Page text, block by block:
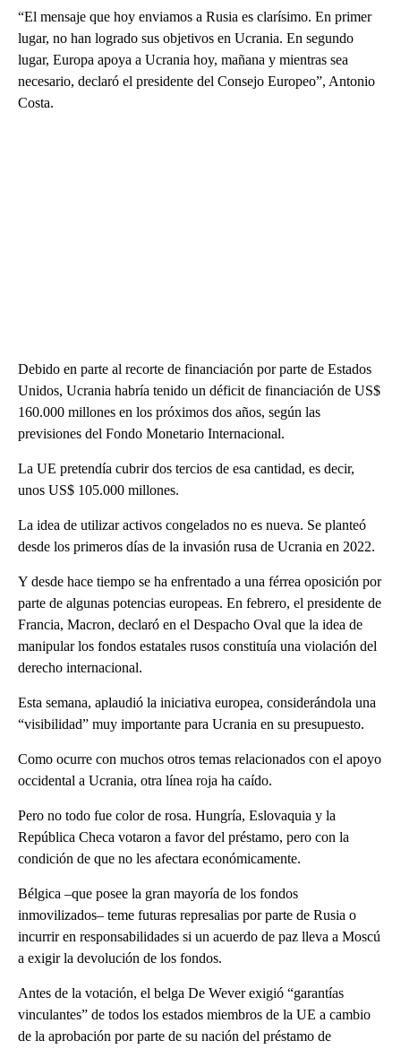
“El mensaje que hoy enviamos a Rusia es clarísimo. En primer
lugar, no han logrado sus objetivos en Ucrania. En segundo
lugar, Europa apoya a Ucrania hoy, mañana y mientras sea
necesario, declaró el presidente del Consejo Europeo”, Antonio
Costa.
Debido en parte al recorte de financiación por parte de Estados
Unidos, Ucrania habría tenido un déficit de financiación de US$
160.000 millones en los próximos dos años, según las
previsiones del Fondo Monetario Internacional.
La UE pretendía cubrir dos tercios de esa cantidad, es decir,
unos US$ 105.000 millones.
La idea de utilizar activos congelados no es nueva. Se planteó
desde los primeros días de la invasión rusa de Ucrania en 2022.
Y desde hace tiempo se ha enfrentado a una férrea oposición por
parte de algunas potencias europeas. En febrero, el presidente de
Francia, Macron, declaró en el Despacho Oval que la idea de
manipular los fondos estatales rusos constituía una violación del
derecho internacional.
Esta semana, aplaudió la iniciativa europea, considerándola una
“visibilidad” muy importante para Ucrania en su presupuesto.
Como ocurre con muchos otros temas relacionados con el apoyo
occidental a Ucrania, otra línea roja ha caído.
Pero no todo fue color de rosa. Hungría, Eslovaquia y la
República Checa votaron a favor del préstamo, pero con la
condición de que no les afectara económicamente.
Bélgica –que posee la gran mayoría de los fondos
inmovilizados– teme futuras represalias por parte de Rusia o
incurrir en responsabilidades si un acuerdo de paz lleva a Moscú
a exigir la devolución de los fondos.
Antes de la votación, el belga De Wever exigió “garantías
vinculantes” de todos los estados miembros de la UE a cambio
de la aprobación por parte de su nación del préstamo de